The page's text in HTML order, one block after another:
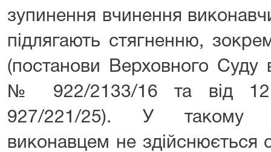
зупинення вчинення
підлягають стягненню,
(постанови Верховного Суду
№ 922/2133/16 та від
927/221/25). У такому
виконавцем не здійснюється